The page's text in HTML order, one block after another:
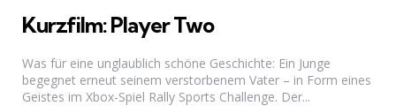
Kurzfilm: Player Two
Was für eine unglaublich schöne Geschichte: Ein Junge
begegnet erneut seinem verstorbenem Vater – in Form eines
Geistes im Xbox-Spiel Rally Sports Challenge. Der...